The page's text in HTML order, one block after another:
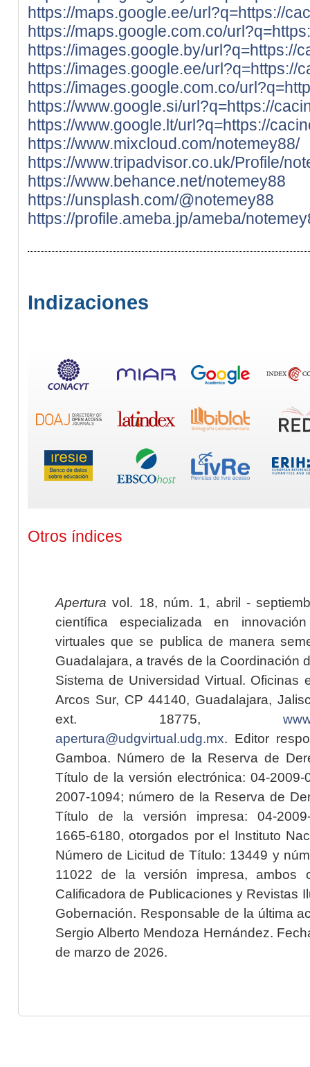
https://maps.google.ee/url?q=https://
https://maps.google.com.co/
https://images.google.by/url?q=https://
https://images.google.ee/url?q=https://
https://images.google.com.co/
https://www.google.si/url?q=https://
https://www.google.lt/url?q=https://
https://www.mixcloud.com/notemey88/
https://www.tripadvisor.co.uk/Profile/
https://www.behance.net/notemey88
https://unsplash.com/@notemey88
https://profile.ameba.jp/ameba/
Indizaciones
Otros índices
Apertura vol. 18, núm. 1, abril -
científica especializada en
virtuales que se publica de manera
Guadalajara, a través de la Coordinación
Sistema de Universidad Virtual. Oficinas
Arcos Sur, CP 44140, Guadalajara,
ext. 18775,
apertura@udgvirtual.udg.mx. Editor
Gamboa. Número de la Reserva de
Título de la versión electrónica: 04-2009-
2007-1094; número de la Reserva de
Título de la versión impresa: 04-2009-
1665-6180, otorgados por el Instituto
Número de Licitud de Título: 13449 y
11022 de la versión impresa, ambos
Calificadora de Publicaciones y Revistas
Gobernación. Responsable de la última
Sergio Alberto Mendoza Hernández.
de marzo de 2026.